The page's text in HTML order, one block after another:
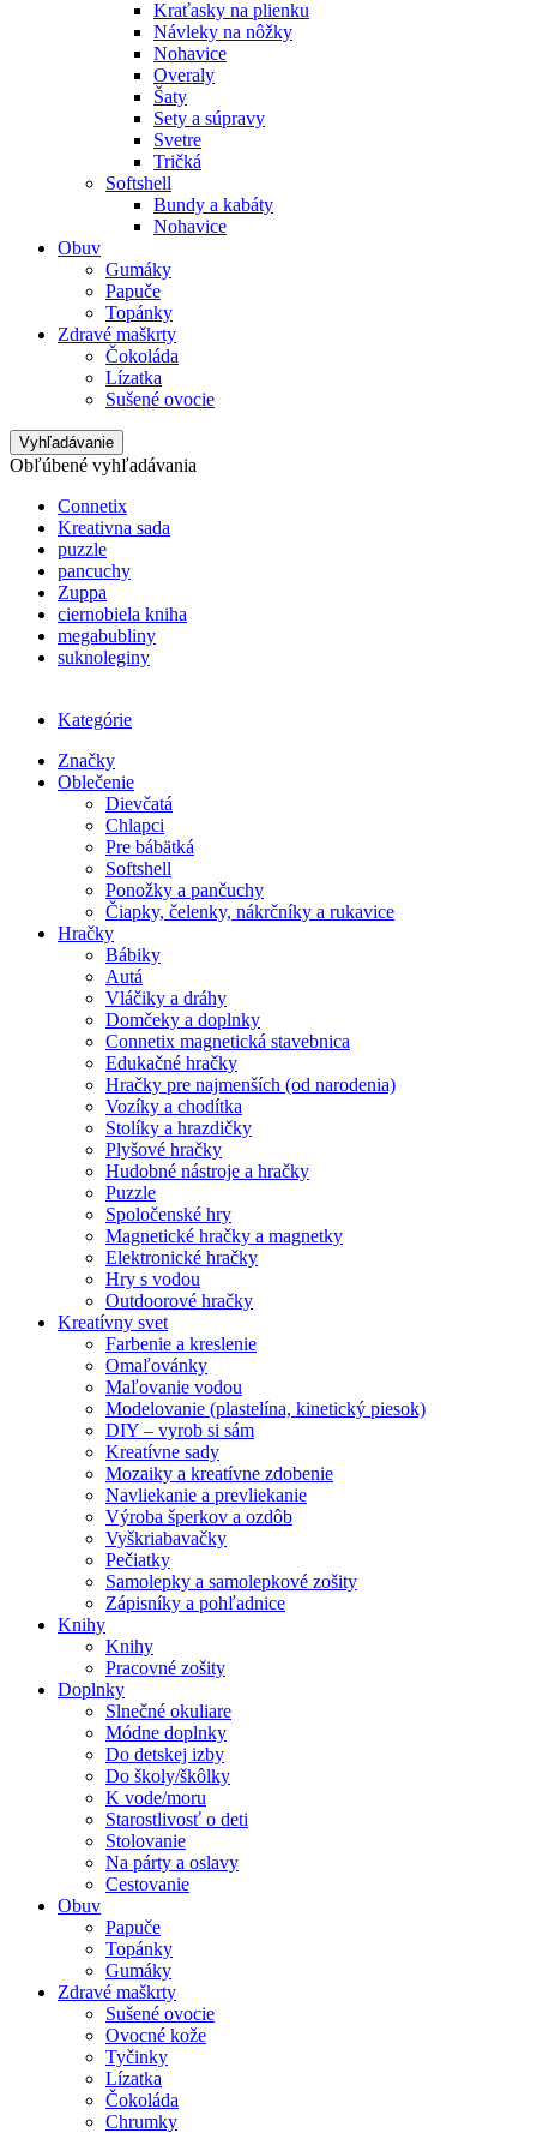
Kraťasky na plienku
Návleky na nôžky
Nohavice
Overaly
Šaty
Sety a súpravy
Svetre
Tričká
Softshell
Bundy a kabáty
Nohavice
Obuv
Gumáky
Papuče
Topánky
Zdravé maškrty
Čokoláda
Lízatka
Sušené ovocie
Vyhľadávanie
Obľúbené vyhľadávania
Connetix
Kreativna sada
puzzle
pancuchy
Zuppa
ciernobiela kniha
megabubliny
suknoleginy
Kategórie
Značky
Oblečenie
Dievčatá
Chlapci
Pre bábätká
Softshell
Ponožky a pančuchy
Čiapky, čelenky, nákrčníky a rukavice
Hračky
Bábiky
Autá
Vláčiky a dráhy
Domčeky a doplnky
Connetix magnetická stavebnica
Edukačné hračky
Hračky pre najmenších (od narodenia)
Vozíky a chodítka
Stolíky a hrazdičky
Plyšové hračky
Hudobné nástroje a hračky
Puzzle
Spoločenské hry
Magnetické hračky a magnetky
Elektronické hračky
Hry s vodou
Outdoorové hračky
Kreatívny svet
Farbenie a kreslenie
Omaľovánky
Maľovanie vodou
Modelovanie (plastelína, kinetický piesok)
DIY – vyrob si sám
Kreatívne sady
Mozaiky a kreatívne zdobenie
Navliekanie a prevliekanie
Výroba šperkov a ozdôb
Vyškriabavačky
Pečiatky
Samolepky a samolepkové zošity
Zápisníky a pohľadnice
Knihy
Knihy
Pracovné zošity
Doplnky
Slnečné okuliare
Módne doplnky
Do detskej izby
Do školy/škôlky
K vode/moru
Starostlivosť o deti
Stolovanie
Na párty a oslavy
Cestovanie
Obuv
Papuče
Topánky
Gumáky
Zdravé maškrty
Sušené ovocie
Ovocné kože
Tyčinky
Lízatka
Čokoláda
Chrumky